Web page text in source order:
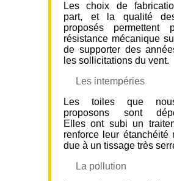
Les choix de
part, et la qualité
proposés permettent
résistance mécanique
de supporter des
les sollicitations du vent.
Les intempéries
Les toiles que
proposons sont
Elles ont subi un
renforce leur étanchéité
due à un tissage très
La pollution